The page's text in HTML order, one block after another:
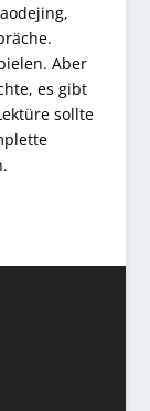
Aber
es gibt
sollte